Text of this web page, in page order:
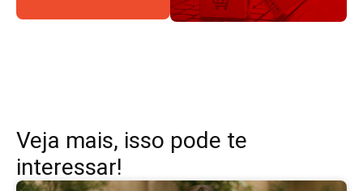
Veja mais, isso pode te
interessar!